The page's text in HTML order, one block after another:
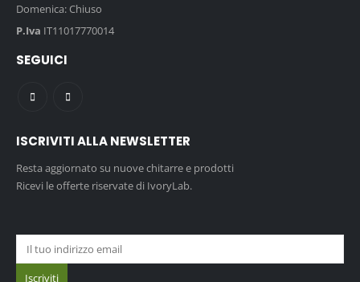
Domenica: Chiuso
P.Iva IT11017770014
SEGUICI
ISCRIVITI ALLA NEWSLETTER
Resta aggiornato su nuove chitarre e prodotti
Ricevi le offerte riservate di IvoryLab.